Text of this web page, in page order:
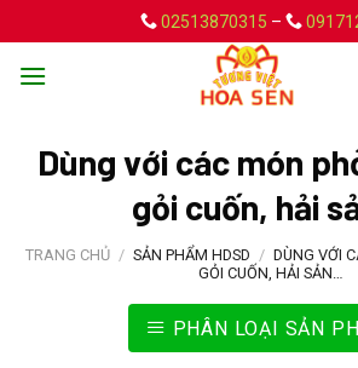
to
content
02513870315 –
Dùng với các món
gỏi cuốn, hải
TRANG CHỦ / SẢN PHẨM HDSD / DÙNG VỚI
GỎI CUỐN, HẢI SẢN…
PHÂN LOẠI SẢN